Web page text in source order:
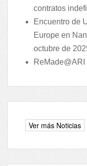
contratos
Encuentro de
Europe en
octubre de